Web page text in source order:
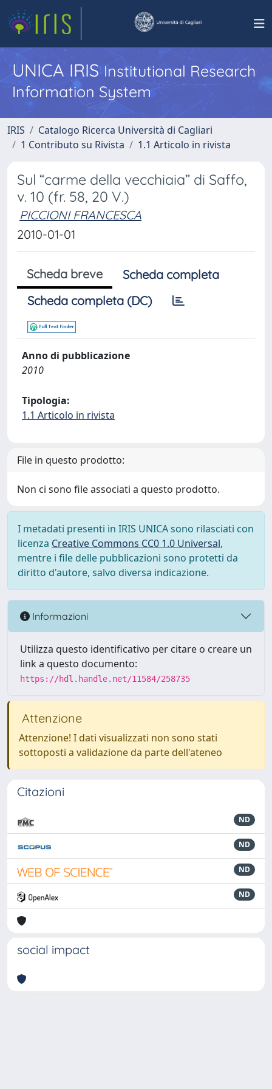
UNICA IRISInstitutional Research
Information System
IRIS
Catalogo Ricerca Università di Cagliari
1 Contributo su Rivista
1.1 Articolo in rivista
Sul “carme della vecchiaia” di Saffo,
v. 10 (fr. 58, 20 V.)
PICCIONI FRANCESCA
2010-01-01
Scheda breve
Scheda completa
Scheda completa (DC)
Anno di pubblicazione
2010
Tipologia:
1.1 Articolo in rivista
File in questo prodotto:
Non ci sono file associati a questo prodotto.
I metadati presenti in IRIS UNICA sono rilasciati con
licenza Creative Commons CC0 1.0 Universal,
mentre i file delle pubblicazioni sono protetti da
diritto d'autore, salvo diversa indicazione.
Informazioni
Utilizza questo identificativo per citare o creare un
link a questo documento:
https://hdl.handle.net/11584/258735
Attenzione
Attenzione! I dati visualizzati non sono stati
sottoposti a validazione da parte dell'ateneo
Citazioni
ND
ND
ND
ND
social impact